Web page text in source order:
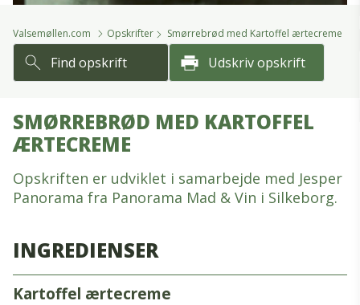
Valsemøllen.com Opskrifter Smørrebrød med Kartoffel ærtecreme
Find opskrift Udskriv opskrift
SMØRREBRØD MED KARTOFFEL
ÆRTECREME
Opskriften er udviklet i samarbejde med Jesper
Panorama fra Panorama Mad & Vin i Silkeborg.
INGREDIENSER
kartoffel ærtecreme